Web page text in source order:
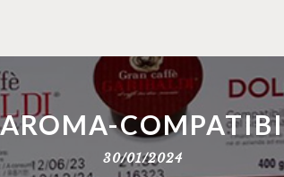
30/01/2024